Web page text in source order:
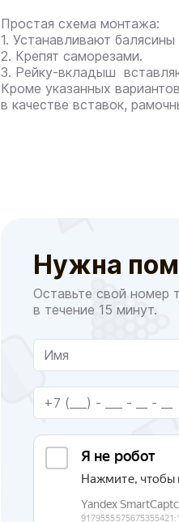
Простая схема монтажа:
1. Устанавливают балясины
2. Крепят саморезами.
3. Рейку-вкладыш
Кроме указанных
в качестве вставок,
Нужна
Оставьте свой номер
в течение 15 минут.